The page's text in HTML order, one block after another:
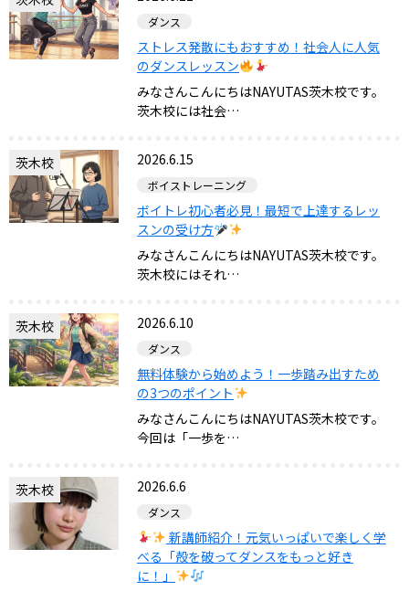
ダンス
ストレス発散にもおすすめ！社会人に人気
のダンスレッスン
みなさんこんにちはNAYUTAS茨木校です。
茨木校には社会…
茨木校 2026.6.15
ボイストレーニング
ボイトレ初心者必見！最短で上達するレッ
スンの受け方
みなさんこんにちはNAYUTAS茨木校です。
茨木校にはそれ…
茨木校 2026.6.10
ダンス
無料体験から始めよう！一歩踏み出すため
の3つのポイント
みなさんこんにちはNAYUTAS茨木校です。
今回は「一歩を…
茨木校 2026.6.6
ダンス
新講師紹介！元気いっぱいで楽しく学
べる「殻を破ってダンスをもっと好き
に！」